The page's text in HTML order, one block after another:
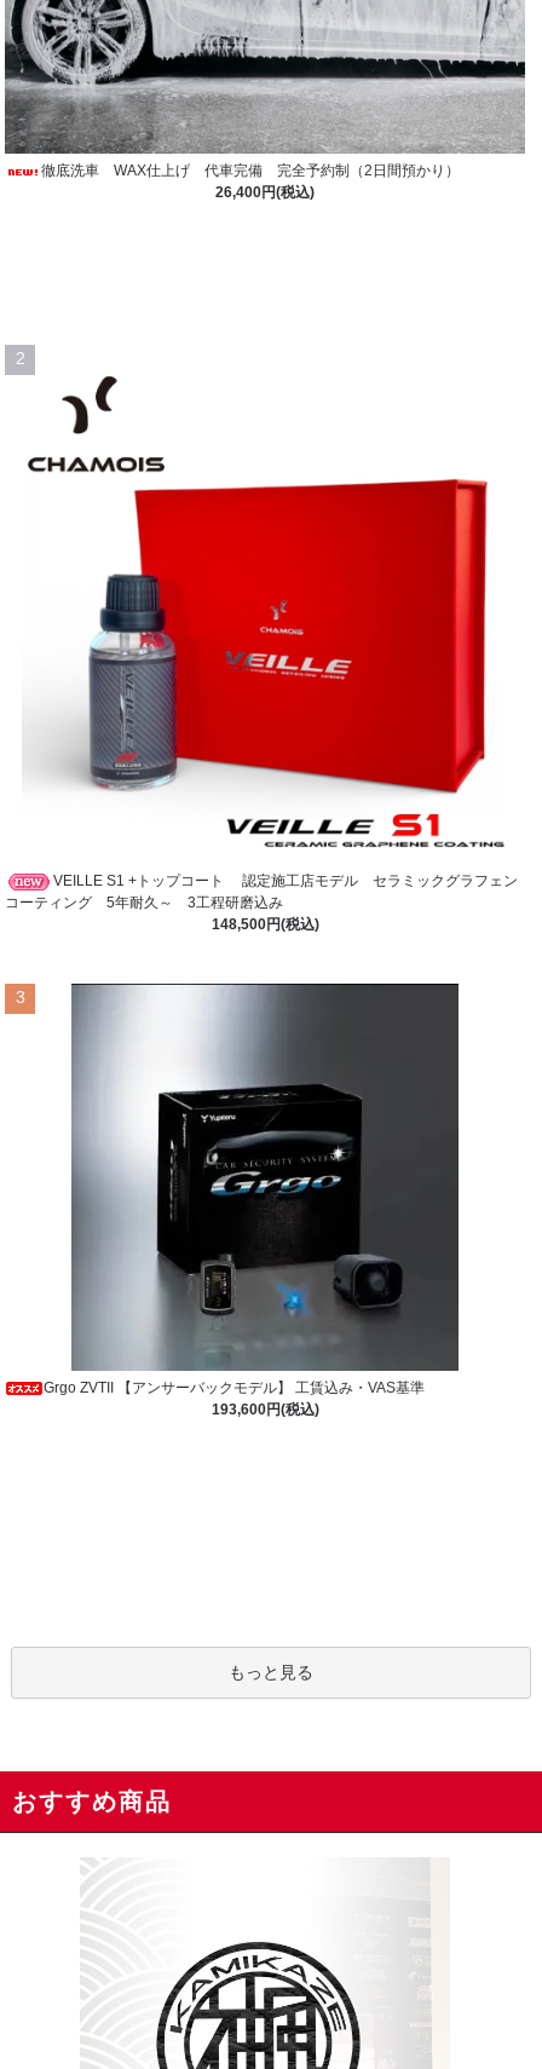
徹底洗車 WAX仕上げ 代車完備 完全予約制（2日間預かり）
26,400円(税込)
2
VEILLE S1 +トップコート 認定施工店モデル セラミックグラフェン
コーティング 5年耐久～ 3工程研磨込み
148,500円(税込)
3
Grgo ZVTII 【アンサーバックモデル】 工賃込み・VAS基準
193,600円(税込)
もっと見る
おすすめ商品